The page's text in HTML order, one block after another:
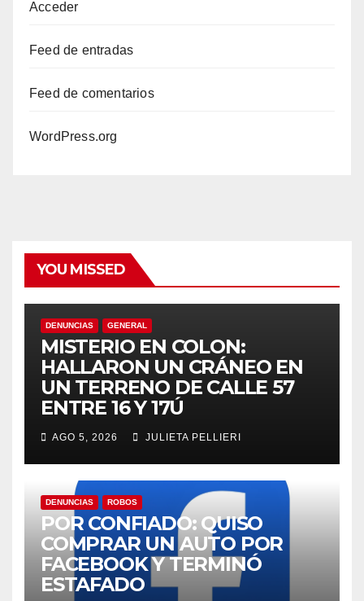
Acceder
Feed de entradas
Feed de comentarios
WordPress.org
YOU MISSED
DENUNCIAS GENERAL
MISTERIO EN COLON:
HALLARON UN CRÁNEO EN
UN TERRENO DE CALLE 57
ENTRE 16 Y 17Ú
AGO 5, 2026 JULIETA PELLIERI
DENUNCIAS ROBOS
POR CONFIADO: QUISO
COMPRAR UN AUTO POR
FACEBOOK Y TERMINÓ
ESTAFADO